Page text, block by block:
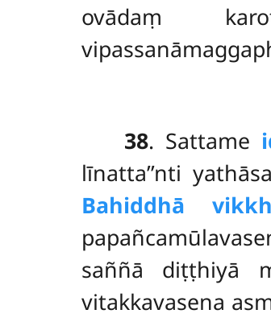
ovādaṃ
38. Sattame
līnatta’’nti
Bahiddhā
saññā diṭṭhiyā
vitakkavasena